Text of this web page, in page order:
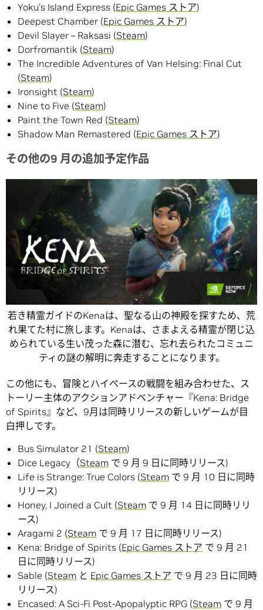
Yoku’s Island Express (Epic Games ストア)
Deepest Chamber (Epic Games ストア)
Devil Slayer – Raksasi (Steam)
Dorfromantik (Steam)
The Incredible Adventures of Van Helsing: Final Cut
(Steam)
Ironsight (Steam)
Nine to Five (Steam)
Paint the Town Red (Steam)
Shadow Man Remastered (Epic Games ストア)
その他の9 月の追加予定作品
若き精霊ガイドのKenaは、聖なる山の神殿を探すため、荒
れ果てた村に旅します。Kenaは、さまよえる精霊が閉じ込
められている生い茂った森に潜む、忘れ去られたコミュニ
ティの謎の解明に奔走することになります。
この他にも、冒険とハイペースの戦闘を組み合わせた、ス
トーリー主体のアクションアドベンチャー『Kena: Bridge
of Spirits』など、9月は同時リリースの新しいゲームが目
白押しです。
Bus Simulator 21 (Steam)
Dice Legacy（Steam で 9 月 9 日に同時リリース)
Life is Strange: True Colors (Steam で 9 月 10 日に同時
リリース)
Honey, I Joined a Cult (Steam で 9 月 14 日に同時リリ
ース)
Aragami 2 (Steam で 9 月 17 日に同時リリース)
Kena: Bridge of Spirits (Epic Games ストア で 9 月 21
日に同時リリース)
Sable (Steam と Epic Games ストア で 9 月 23 日に同時
リリース)
Encased: A Sci-Fi Post-Apopalyptic RPG (Steam で 9 月